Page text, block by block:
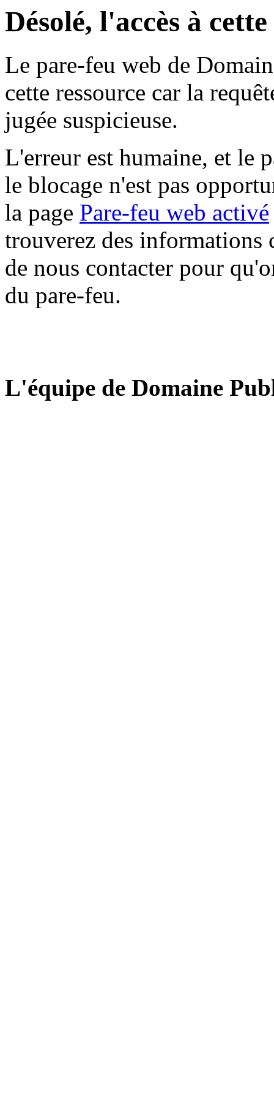
Désolé, l'accès à
Le pare-feu web de
cette ressource car la
jugée suspicieuse.
L'erreur est humaine, et le
le blocage n'est pas
la page Pare-feu web activé
trouverez des informations
de nous contacter pour
du pare-feu.
L'équipe de Domaine